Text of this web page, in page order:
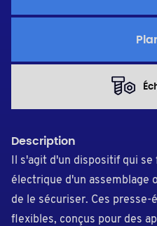
Description
Il s'agit d'un dispositif qui
électrique d'un assemblage
de le sécuriser. Ces
flexibles, conçus pour des